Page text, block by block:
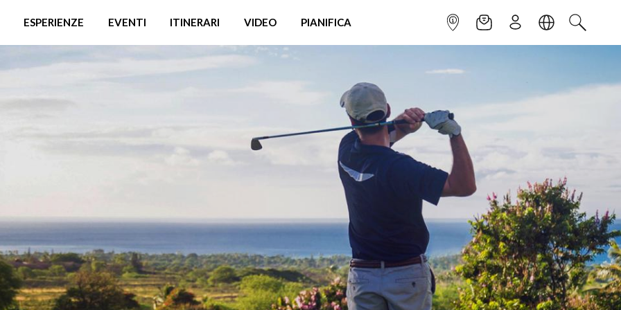
ESPERIENZE EVENTI ITINERARI VIDEO PIANIFICA INFOPOINTNEWSLETTER
ISCRIVITILINGUACERCA